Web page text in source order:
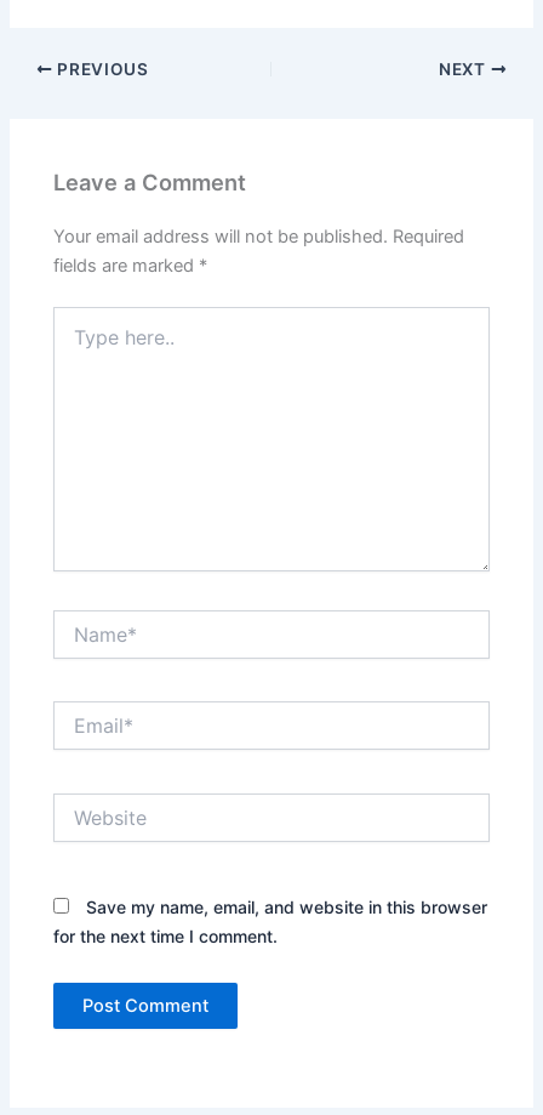
PREVIOUS NEXT
Leave a Comment
Your email address will not be published. Required
fields are marked *
here..
Save my name, email, and website in this browser
for the next time I comment.